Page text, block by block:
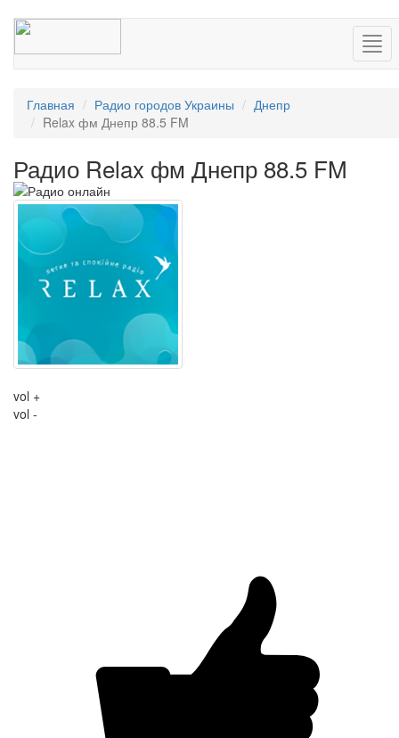
Главная Радио городов Украины
Днепр
Relax фм Днепр 88.5 FM
Радио Relax фм Днепр 88.5 FM
vol +
vol -